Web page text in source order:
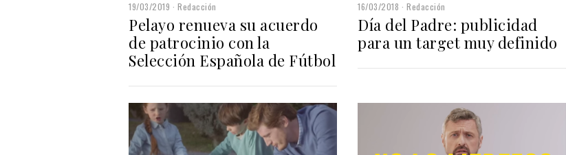
19/03/2019 Redacción
Pelayo renueva su acuerdo
de patrocinio con la
Selección Española de Fútbol
16/03/2018 Redacción
Día del Padre: publicidad
para un target muy definido